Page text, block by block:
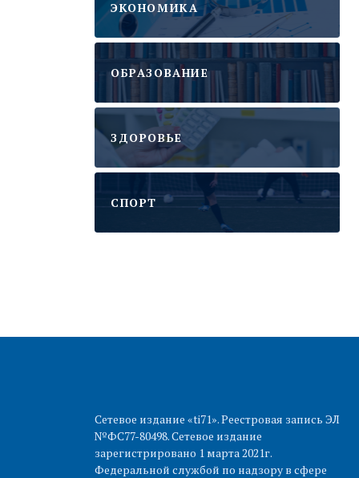
ЭКОНОМИКА
ОБРАЗОВАНИЕ
ЗДОРОВЬЕ
CПОРТ
Сетевое издание «ti71». Реестровая запись ЭЛ
№ФС77-80498. Сетевое издание
зарегистрировано 1 марта 2021г.
Федеральной службой по надзору в сфере